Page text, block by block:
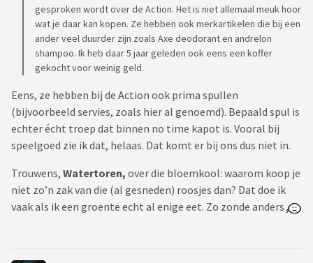
gesproken wordt over de Action. Het is niet allemaal meuk hoor
wat je daar kan kopen. Ze hebben ook merkartikelen die bij een
ander veel duurder zijn zoals Axe deodorant en andrelon
shampoo. Ik heb daar 5 jaar geleden ook eens een koffer
gekocht voor weinig geld.
Eens, ze hebben bij de Action ook prima spullen
(bijvoorbeeld servies, zoals hier al genoemd). Bepaald spul is
echter écht troep dat binnen no time kapot is. Vooral bij
speelgoed zie ik dat, helaas. Dat komt er bij ons dus niet in.
Trouwens, Watertoren, over die bloemkool: waarom koop je
niet zo’n zak van die (al gesneden) roosjes dan? Dat doe ik
vaak als ik een groente echt al enige eet. Zo zonde anders